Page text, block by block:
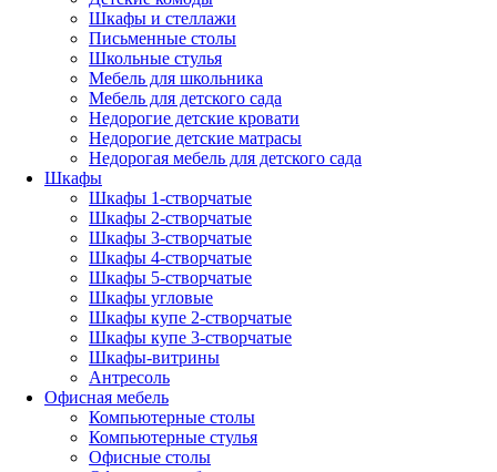
Шкафы и стеллажи
Письменные столы
Школьные стулья
Мебель для школьника
Мебель для детского сада
Недорогие детские кровати
Недорогие детские матрасы
Недорогая мебель для детского сада
Шкафы
Шкафы 1-створчатые
Шкафы 2-створчатые
Шкафы 3-створчатые
Шкафы 4-створчатые
Шкафы 5-створчатые
Шкафы угловые
Шкафы купе 2-створчатые
Шкафы купе 3-створчатые
Шкафы-витрины
Антресоль
Офисная мебель
Компьютерные столы
Компьютерные стулья
Офисные столы